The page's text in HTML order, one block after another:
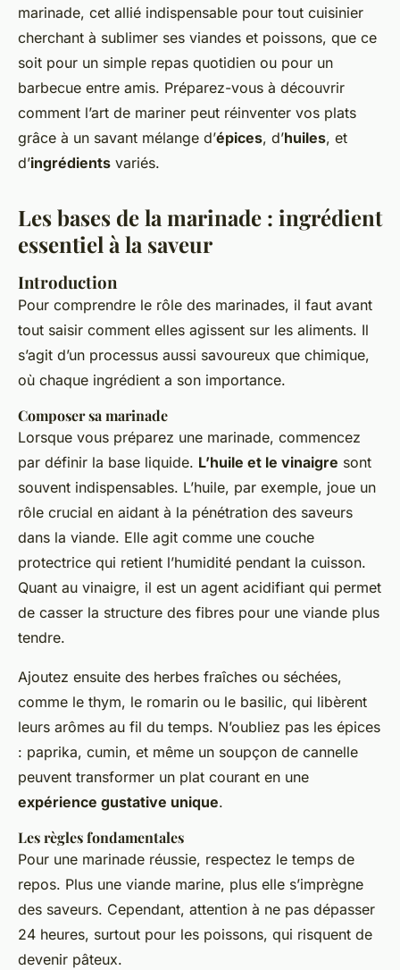
marinade, cet allié indispensable pour tout cuisinier
cherchant à sublimer ses viandes et poissons, que ce
soit pour un simple repas quotidien ou pour un
barbecue entre amis. Préparez-vous à découvrir
comment l’art de mariner peut réinventer vos plats
grâce à un savant mélange d’épices, d’huiles, et
d’ingrédients variés.
Les bases de la marinade : ingrédient
essentiel à la saveur
Introduction
Pour comprendre le rôle des marinades, il faut avant
tout saisir comment elles agissent sur les aliments. Il
s’agit d’un processus aussi savoureux que chimique,
où chaque ingrédient a son importance.
Composer sa marinade
Lorsque vous préparez une marinade, commencez
par définir la base liquide. L’huile et le vinaigre sont
souvent indispensables. L’huile, par exemple, joue un
rôle crucial en aidant à la pénétration des saveurs
dans la viande. Elle agit comme une couche
protectrice qui retient l’humidité pendant la cuisson.
Quant au vinaigre, il est un agent acidifiant qui permet
de casser la structure des fibres pour une viande plus
tendre.
Ajoutez ensuite des herbes fraîches ou séchées,
comme le thym, le romarin ou le basilic, qui libèrent
leurs arômes au fil du temps. N’oubliez pas les épices
: paprika, cumin, et même un soupçon de cannelle
peuvent transformer un plat courant en une
expérience gustative unique.
Les règles fondamentales
Pour une marinade réussie, respectez le temps de
repos. Plus une viande marine, plus elle s’imprègne
des saveurs. Cependant, attention à ne pas dépasser
24 heures, surtout pour les poissons, qui risquent de
devenir pâteux.